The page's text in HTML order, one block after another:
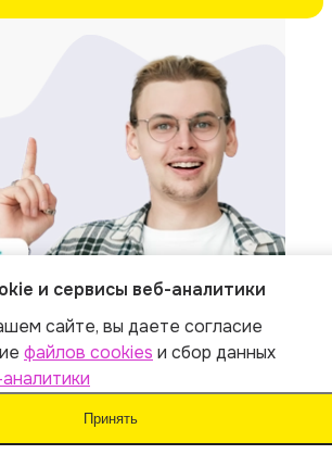
независимых
и сервисы веб-аналитики
сайте, вы даете согласие
файлов cookies и сбор данных
Принять